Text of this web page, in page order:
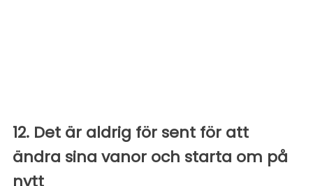
12. Det är aldrig för sent för att
ändra sina vanor och starta om på
nytt